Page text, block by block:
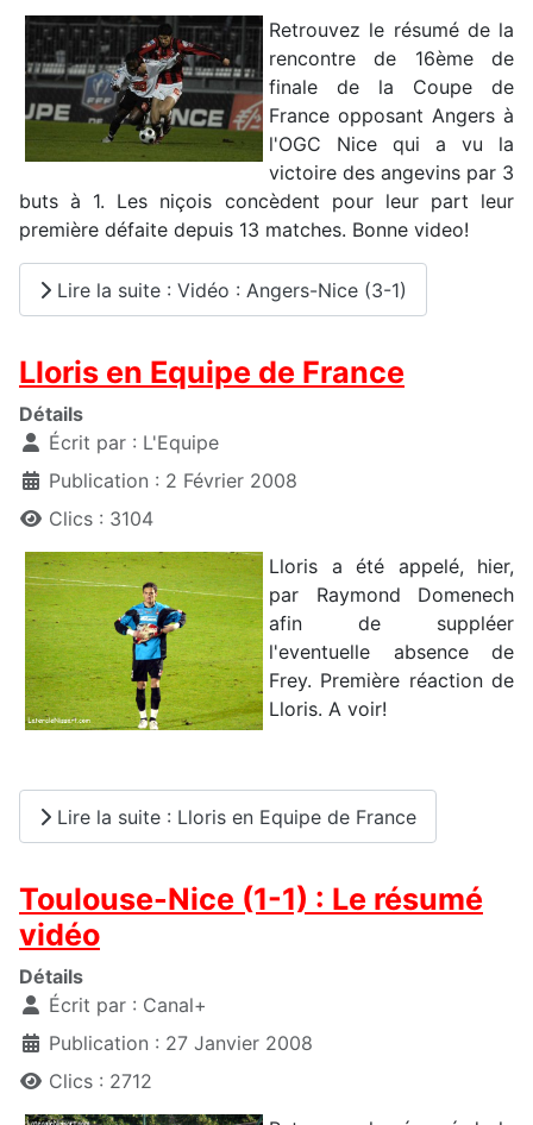
Retrouvez le résumé de la
rencontre de 16ème de
finale de la Coupe de
France opposant Angers à
l'OGC Nice qui a vu la
victoire des angevins par 3
buts à 1. Les niçois concèdent pour leur part leur
première défaite depuis 13 matches. Bonne video!
Lire la suite : Vidéo : Angers-Nice (3-1)
Lloris en Equipe de France
Détails
Écrit par : L'Equipe
Publication : 2 Février 2008
Clics : 3104
Lloris a été appelé, hier,
par Raymond Domenech
afin de suppléer
l'eventuelle absence de
Frey. Première réaction de
Lloris. A voir!
Lire la suite : Lloris en Equipe de France
Toulouse-Nice (1-1) : Le résumé
vidéo
Détails
Écrit par : Canal+
Publication : 27 Janvier 2008
Clics : 2712